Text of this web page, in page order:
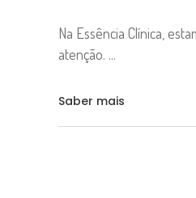
Na Essência Clínica,
atenção.
Saber mais